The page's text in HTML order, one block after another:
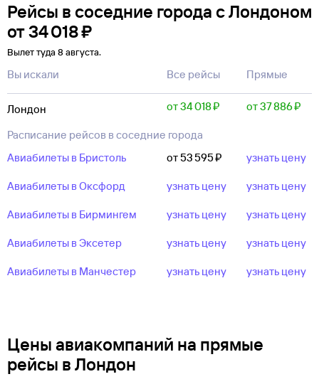
Рейсы в соседние города с Лондоном
от34 ⁠018 ⁠₽
Вылет туда 8 августа.
Вы искали Все рейсы Прямые
Лондон от 34 ⁠018 ⁠₽ от 37 ⁠886 ⁠₽
Расписание рейсов в соседние города
Авиабилеты в Бристоль
от 53 ⁠595 ⁠₽ узнать цену
Авиабилеты в Оксфорд узнать цену узнать цену
Авиабилеты в Бирмингем узнать цену узнать цену
Авиабилеты в Эксетер узнать цену узнать цену
Авиабилеты в Манчестер узнать цену узнать цену
Цены авиакомпаний на прямые
рейсы в Лондон